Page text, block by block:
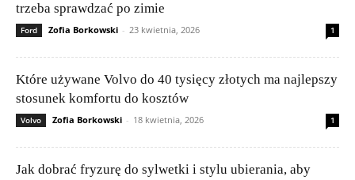
trzeba sprawdzać po zimie
Ford Zofia Borkowski - 23 kwietnia, 2026 1
Które używane Volvo do 40 tysięcy złotych ma najlepszy
stosunek komfortu do kosztów
Volvo Zofia Borkowski - 18 kwietnia, 2026 1
Jak dobrać fryzurę do sylwetki i stylu ubierania, aby